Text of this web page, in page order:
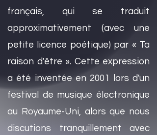
français, qui se traduit
approximativement (avec une
petite licence poétique) par « Ta
raison d'être ». Cette expression
a été inventée en 2001 lors d'un
festival de musique électronique
au Royaume-Uni, alors que nous
discutions tranquillement avec